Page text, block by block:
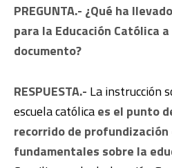
PREGUNTA.- ¿Qué ha
para la Educación Católica
documento?
RESPUESTA.- La instrucción
escuela católicaes el punto
recorrido de
fundamentales sobre la